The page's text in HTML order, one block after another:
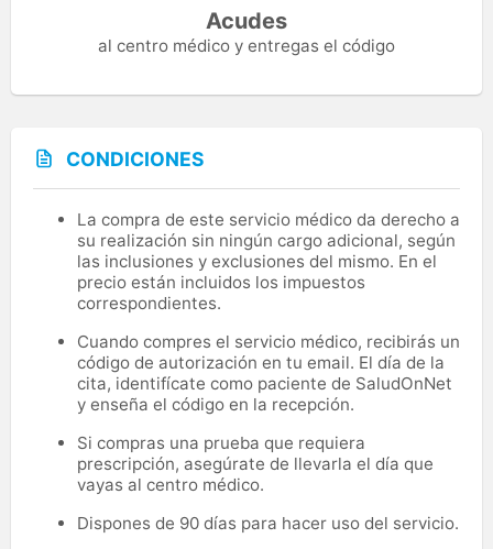
Acudes
al centro médico y entregas el código
CONDICIONES
La compra de este servicio médico da derecho a
su realización sin ningún cargo adicional, según
las inclusiones y exclusiones del mismo. En el
precio están incluidos los impuestos
correspondientes.
Cuando compres el servicio médico, recibirás un
código de autorización en tu email. El día de la
cita, identifícate como paciente de SaludOnNet
y enseña el código en la recepción.
Si compras una prueba que requiera
prescripción, asegúrate de llevarla el día que
vayas al centro médico.
Dispones de 90 días para hacer uso del servicio.